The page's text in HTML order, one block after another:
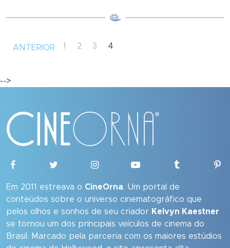
ANTERIOR 1 2 3 4
-->
Em 2011 estreava o CineOrna. Um portal de
conteúdos sobre o universo cinematográfico que
pelos olhos e sonhos de seu criador Kelvyn Kaestner
se tornou um dos principais veículos de cinema do
Brasil. Marcado pela parceria com os maiores estúdios